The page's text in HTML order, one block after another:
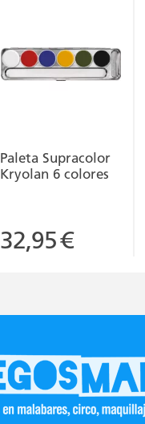
Paleta Supracolor
Kryolan 6 colores
32,95€